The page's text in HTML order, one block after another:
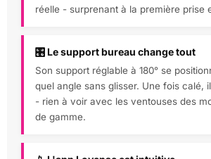
réelle - surprenant à la première prise
🎛️ Le support bureau change tout
Son support réglable à 180° se
quel angle sans glisser. Une fois calé,
- rien à voir avec les ventouses des
de gamme.